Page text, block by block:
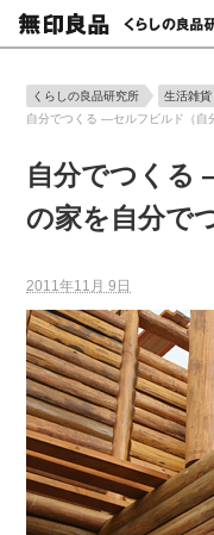
くらしの良品研究所
生活雑貨
自分でつくる ―セルフビルド（
自分でつくる
の家を自分で
2011年11月 9日